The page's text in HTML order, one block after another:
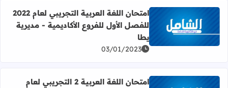
اقرأ المزيد عن امتحان اللغة العربية التجريبي لعام 2022 للفصل الأول للفروع الأكاديمية - مديرية يطا
امتحان اللغة العربية التجريبي لعام 2022
للفصل الأول للفروع الأكاديمية - مديرية
يطا
03/01/2023
امتحان اللغة العربية 2 التجريبي لعام